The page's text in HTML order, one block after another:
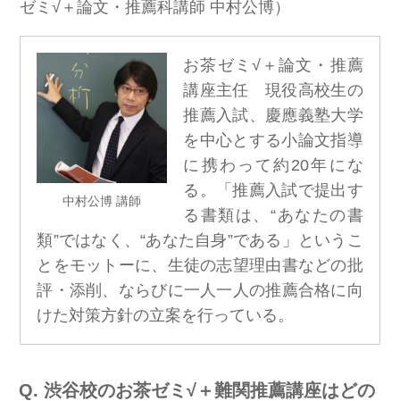
ゼミ√＋論文・推薦科講師 中村公博）
中村公博 講師
お茶ゼミ√＋論文・推薦
講座主任 現役高校生の
推薦入試、慶應義塾大学
を中心とする小論文指導
に携わって約20年にな
る。「推薦入試で提出す
る書類は、“あなたの書
類”ではなく、“あなた自身”である」というこ
とをモットーに、生徒の志望理由書などの批
評・添削、ならびに一人一人の推薦合格に向
けた対策方針の立案を行っている。
渋谷校のお茶ゼミ√＋難関推薦講座はどの